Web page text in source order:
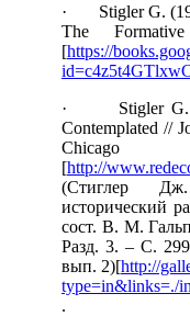
· Stigler G.
The
[https://
· Stigler G.
Contemplated //
[http://
(Стиглер
исторический
сост. В. М.
Разд. 3. – С.
вып. 2)[http://
type=in&links=./
.